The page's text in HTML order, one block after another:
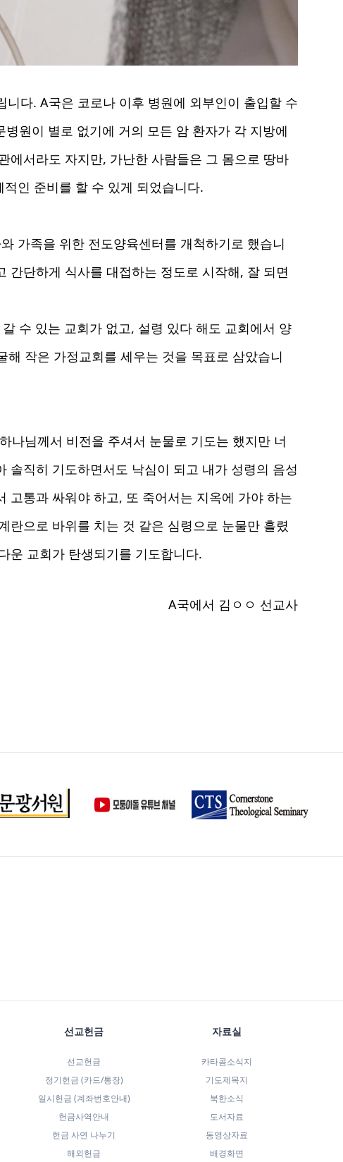
다. A국은 코로나 이후 병원에 외부인이 출입할 수
원이 별로 없기에 거의 모든 암 환자가 각 지방에
에서라도 자지만, 가난한 사람들은 그 몸으로 땅바
인 준비를 할 수 있게 되었습니다.
가족을 위한 전도양육센터를 개척하기로 했습니
간단하게 식사를 대접하는 정도로 시작해, 잘 되면
수 있는 교회가 없고, 설령 있다 해도 교회에서 양
작은 가정교회를 세우는 것을 목표로 삼았습니
나님께서 비전을 주셔서 눈물로 기도는 했지만 너
솔직히 기도하면서도 낙심이 되고 내가 성령의 음성
고통과 싸워야 하고, 또 죽어서는 지옥에 가야 하는
란으로 바위를 치는 것 같은 심령으로 눈물만 흘렸
운 교회가 탄생되기를 기도합니다.
A국에서 김ㅇㅇ 선교사
선교헌금
선교헌금
정기헌금 (카드/통장)
일시헌금 (계좌번호안내)
헌금사역안내
헌금 사연 나누기
해외헌금
자료실
카타콤소식지
기도제목지
북한소식
도서자료
동영상자료
배경화면